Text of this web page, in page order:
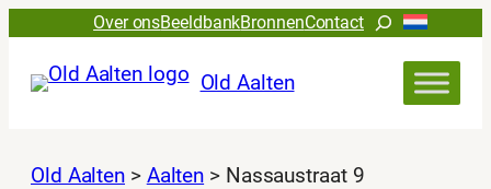
Over onsBeeldbankBronnenContactZoeken
Old Aalten
Old Aalten > Aalten > Nassaustraat 9